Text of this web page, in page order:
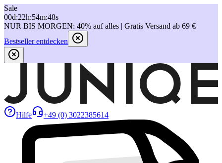
Sale
00d:22h:54m:48s
NUR BIS MORGEN: 40% auf alles | Gratis Versand ab 69 €
Bestseller entdecken
Hilfe +49 (0) 3022385614